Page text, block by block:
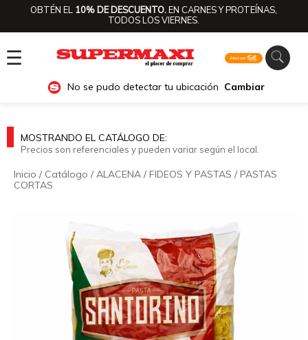
OBTÉN EL 10% DE DESCUENTO.EN CARNES Y PROTEÍNAS,
TODOS LOS VIERNES.
☰
No se pudo detectar tu ubicación Cambiar
MOSTRANDO EL CATÁLOGO DE:
Precios son referenciales y pueden variar según el local.
Inicio / Catálogo /ALACENA / FIDEOS Y PASTAS / PASTAS
CORTAS